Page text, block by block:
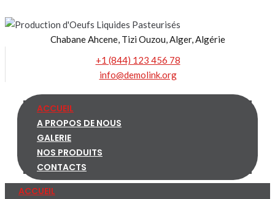
to
Chabane Ahcene, Tizi Ouzou, Alger, Algérie
+1 (844) 123 456 78
info@demolink.org
ACCUEIL
A PROPOS DE NOUS
GALERIE
NOS PRODUITS
CONTACTS
ACCUEIL